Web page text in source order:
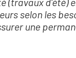
selon les
une